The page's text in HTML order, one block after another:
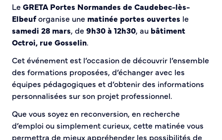
Le GRETA Portes Normandes de Caudebec-lès-
Elbeuforganise une matinée portes ouvertes le
samedi 28 mars, de 9h30 à 12h30, au bâtiment
Octroi, rue Gosselin.
Cet événement est l’occasion de découvrir l’ensemble
des formations proposées, d’échanger avec les
équipes pédagogiques et d’obtenir des informations
personnalisées sur son projet professionnel.
Que vous soyez en reconversion, en recherche
d’emploi ou simplement curieux, cette matinée vous
permettra de mieux appréhender les possibilités de
Aide à l’installation d’alarmes
Horaires pour le bricolage et le jardinage
Infos pratiques
Plan de Ville
Numéros d’urgence
Location de salles
Annuaire des services publics
DÉCOUVRIR SORTIR